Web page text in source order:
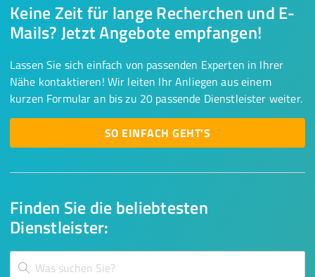
Finden Sie die beliebtesten
Dienstleister:
Keine Zeit für lange Recherchen und E-
Mails? Jetzt Angebote empfangen!
Lassen Sie sich einfach von passenden Experten in Ihrer
Nähe kontaktieren! Wir leiten Ihr Anliegen aus einem
kurzen Formular an bis zu 20 passende Dienstleister weiter.
SO EINFACH GEHT'S